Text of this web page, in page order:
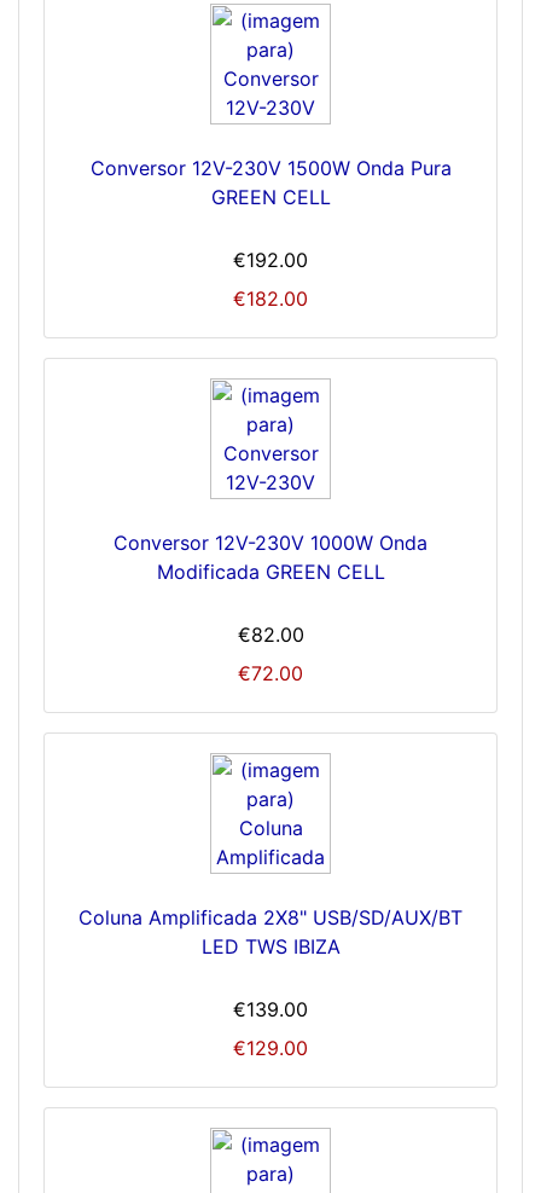
Conversor 12V-230V 1500W Onda Pura
GREEN CELL
€192.00
€182.00
Conversor 12V-230V 1000W Onda
Modificada GREEN CELL
€82.00
€72.00
Coluna Amplificada 2X8" USB/SD/AUX/BT
LED TWS IBIZA
€139.00
€129.00